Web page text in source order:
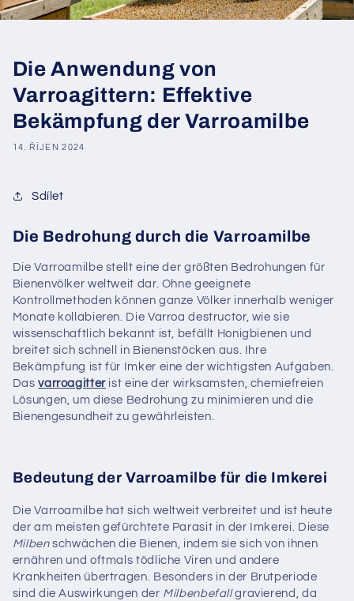
Die Anwendung von
Varroagittern: Effektive
Bekämpfung der Varroamilbe
14. ŘÍJEN 2024
Sdílet
Die Bedrohung durch die Varroamilbe
Die Varroamilbe stellt eine der größten Bedrohungen für
Bienenvölker weltweit dar. Ohne geeignete
Kontrollmethoden können ganze Völker innerhalb weniger
Monate kollabieren. Die Varroa destructor, wie sie
wissenschaftlich bekannt ist, befällt Honigbienen und
breitet sich schnell in Bienenstöcken aus. Ihre
Bekämpfung ist für Imker eine der wichtigsten Aufgaben.
Dasvarroagitter ist eine der wirksamsten, chemiefreien
Lösungen, um diese Bedrohung zu minimieren und die
Bienengesundheit zu gewährleisten.
Bedeutung der Varroamilbe für die Imkerei
Die Varroamilbe hat sich weltweit verbreitet und ist heute
der am meisten gefürchtete Parasit in der Imkerei. Diese
Milbenschwächen die Bienen, indem sie sich von ihnen
ernähren und oftmals tödliche Viren und andere
Krankheiten übertragen. Besonders in der Brutperiode
sind die Auswirkungen der Milbenbefallgravierend, da